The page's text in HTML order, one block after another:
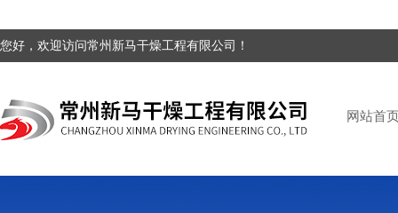
您好，欢迎访问常州新马干燥工程有限公司！
网站首